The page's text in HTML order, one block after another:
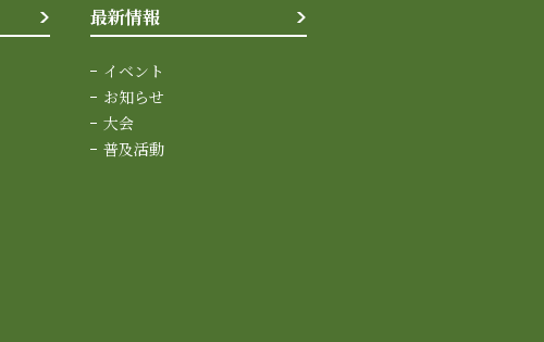
最新情報
イベント
お知らせ
大会
普及活動